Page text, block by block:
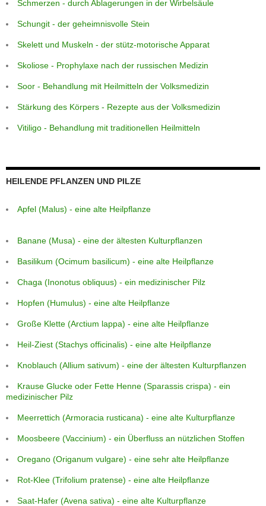
Schmerzen - durch Ablagerungen in der Wirbelsäule
Schungit - der geheimnisvolle Stein
Skelett und Muskeln - der stütz-motorische Apparat
Skoliose - Prophylaxe nach der russischen Medizin
Soor - Behandlung mit Heilmitteln der Volksmedizin
Stärkung des Körpers - Rezepte aus der Volksmedizin
Vitiligo - Behandlung mit traditionellen Heilmitteln
HEILENDE PFLANZEN UND PILZE
Apfel (Malus) - eine alte Heilpflanze
Banane (Musa) - eine der ältesten Kulturpflanzen
Basilikum (Ocimum basilicum) - eine alte Heilpflanze
Chaga (Inonotus obliquus) - ein medizinischer Pilz
Hopfen (Humulus) - eine alte Heilpflanze
Große Klette (Arctium lappa) - eine alte Heilpflanze
Heil-Ziest (Stachys officinalis) - eine alte Heilpflanze
Knoblauch (Allium sativum) - eine der ältesten Kulturpflanzen
Krause Glucke oder Fette Henne (Sparassis crispa) - ein
medizinischer Pilz
Meerrettich (Armoracia rusticana) - eine alte Kulturpflanze
Moosbeere (Vaccinium) - ein Überfluss an nützlichen Stoffen
Oregano (Origanum vulgare) - eine sehr alte Heilpflanze
Rot-Klee (Trifolium pratense) - eine alte Heilpflanze
Saat-Hafer (Avena sativa) - eine alte Kulturpflanze